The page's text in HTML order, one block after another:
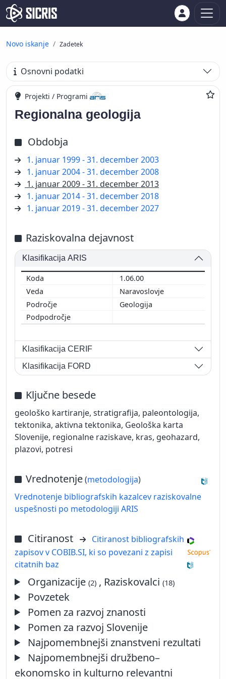
Novo iskanje Zadetek
Osnovni podatki
Projekti / Programi
Regionalna geologija
Obdobja
1. januar 1999 - 31. december 2003
1. januar 2004 - 31. december 2008
1. januar 2009 - 31. december 2013
1. januar 2014 - 31. december 2018
1. januar 2019 - 31. december 2027
Raziskovalna dejavnost
Klasifikacija ARIS
1.06.00
Naravoslovje
Geologija
Klasifikacija CERIF
Klasifikacija FORD
Ključne besede
geološko kartiranje, stratigrafija, paleontologija,
tektonika, aktivna tektonika, Geološka karta
Slovenije, regionalne raziskave, kras, geohazard,
plazovi, potresi
Vrednotenje(metodologija)
Vrednotenje bibliografskih kazalcev raziskovalne
uspešnosti po metodologiji ARIS
Citiranost
Citiranost bibliografskih
zapisov v COBIB.SI, ki so povezani z zapisi
citatnih baz
Organizacije(2) , Raziskovalci(18)
Povzetek
Pomen za razvoj znanosti
Pomen za razvoj Slovenije
Najpomembnejši znanstveni rezultati
Najpomembnejši družbeno–
ekonomsko in kulturno relevantni